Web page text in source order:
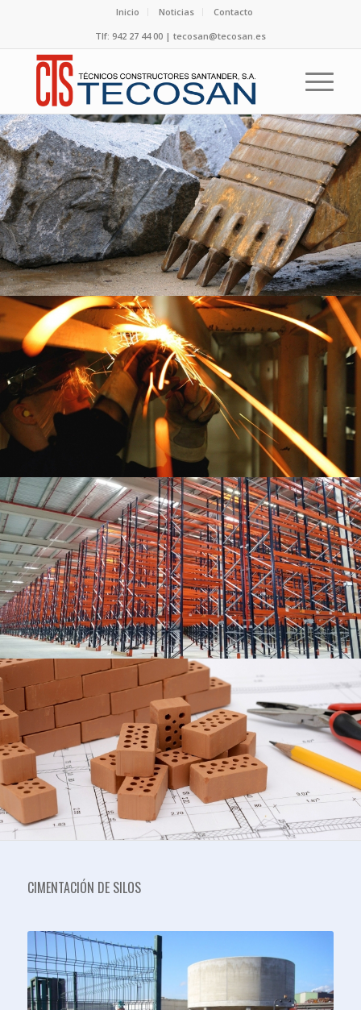
Inicio Noticias
Contacto
Tlf: 942 27 44 00 | tecosan@tecosan.es
CIMENTACIÓN DE SILOS